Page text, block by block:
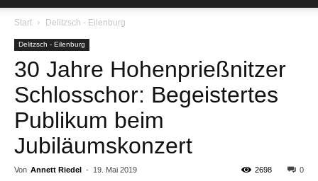
Start Delitzsch - Eilenburg
Delitzsch - Eilenburg
30 Jahre Hohenprießnitzer
Schlosschor: Begeistertes
Publikum beim
Jubiläumskonzert
Von Annett Riedel - 19. Mai 2019 0
2698